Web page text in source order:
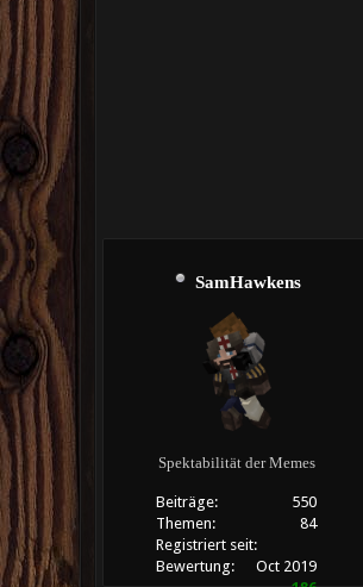
SamHawkens
Spektabilität der Memes
Beiträge:
550
Themen:
84
Registriert seit:
Oct 2019
Bewertung: